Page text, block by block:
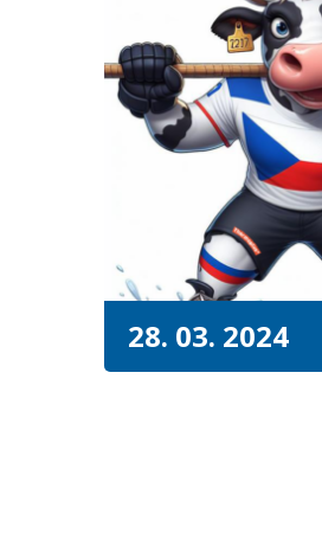
28. 03. 2024